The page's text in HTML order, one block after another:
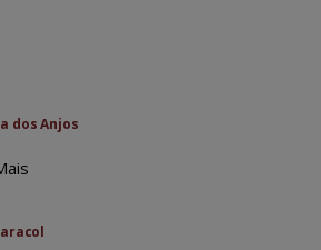
dos Anjos